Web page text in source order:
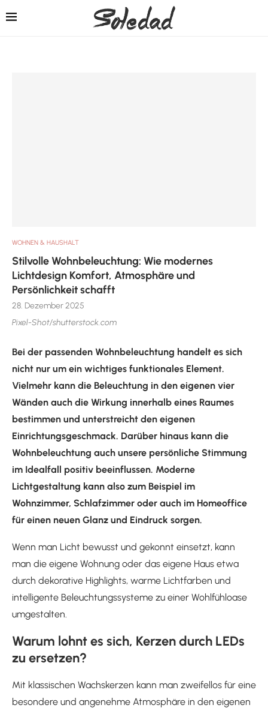
WOHNEN & HAUSHALT
Stilvolle Wohnbeleuchtung: Wie modernes
Lichtdesign Komfort, Atmosphäre und
Persönlichkeit schafft
28. Dezember 2025
Pixel-Shot/shutterstock.com
Bei der passenden Wohnbeleuchtung handelt es sich
nicht nur um ein wichtiges funktionales Element.
Vielmehr kann die Beleuchtung in den eigenen vier
Wänden auch die Wirkung innerhalb eines Raumes
bestimmen und unterstreicht den eigenen
Einrichtungsgeschmack. Darüber hinaus kann die
Wohnbeleuchtung auch unsere persönliche Stimmung
im Idealfall positiv beeinflussen. Moderne
Lichtgestaltung kann also zum Beispiel im
Wohnzimmer, Schlafzimmer oder auch im Homeoffice
für einen neuen Glanz und Eindruck sorgen.
Wenn man Licht bewusst und gekonnt einsetzt, kann
man die eigene Wohnung oder das eigene Haus etwa
durch dekorative Highlights, warme Lichtfarben und
intelligente Beleuchtungssysteme zu einer Wohlfühloase
umgestalten.
Warum lohnt es sich, Kerzen durch LEDs
zu ersetzen?
Mit klassischen Wachskerzen kann man zweifellos für eine
besondere und angenehme Atmosphäre in den eigenen